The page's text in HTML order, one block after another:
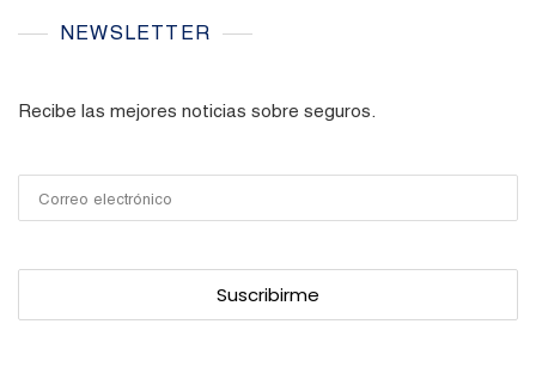
NEWSLETTER
Recibe las mejores noticias sobre seguros.